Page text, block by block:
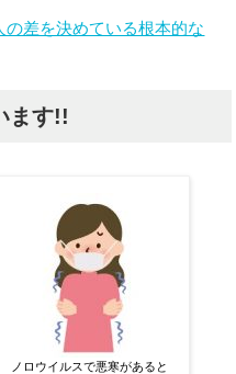
差を決めている根本的な
ます!!
ノロウイルスで悪寒があると